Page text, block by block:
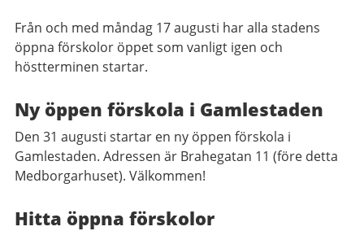
Från och med måndag 17 augusti har alla stadens
öppna förskolor öppet som vanligt igen och
höstterminen startar.
Ny öppen förskola i Gamlestaden
Den 31 augusti startar en ny öppen förskola i
Gamlestaden. Adressen är Brahegatan 11 (före detta
Medborgarhuset). Välkommen!
Hitta öppna förskolor